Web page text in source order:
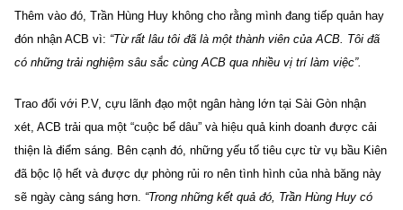
Thêm vào đó, Trần Hùng Huy không cho rằng mình đang tiếp quản hay
đón nhận ACB vì: “Từ rất lâu tôi đã là một thành viên của ACB. Tôi đã
có những trải nghiệm sâu sắc cùng ACB qua nhiều vị trí làm việc”.
Trao đổi với P.V, cựu lãnh đạo một ngân hàng lớn tại Sài Gòn nhận
xét, ACB trải qua một “cuộc bể dâu” và hiệu quả kinh doanh được cải
thiện là điểm sáng. Bên cạnh đó, những yếu tố tiêu cực từ vụ bầu Kiên
đã bộc lộ hết và được dự phòng rủi ro nên tình hình của nhà băng này
sẽ ngày càng sáng hơn. “Trong những kết quả đó, Trần Hùng Huy có